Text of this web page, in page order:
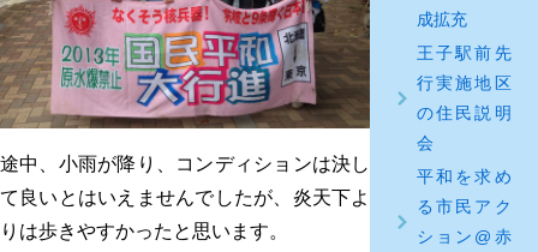
途中、小雨が降り、コンディションは決し
て良いとはいえませんでしたが、炎天下よ
りは歩きやすかったと思います。
成拡充
王子駅前先
行実施地区
の住民説明
会
平和を求め
る市民アク
ション@赤